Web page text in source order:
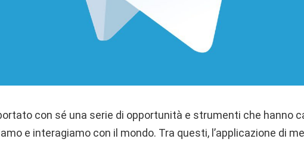
portato con sé una serie di opportunità e strumenti che hanno
e interagiamo con il mondo. Tra questi, l’applicazione di